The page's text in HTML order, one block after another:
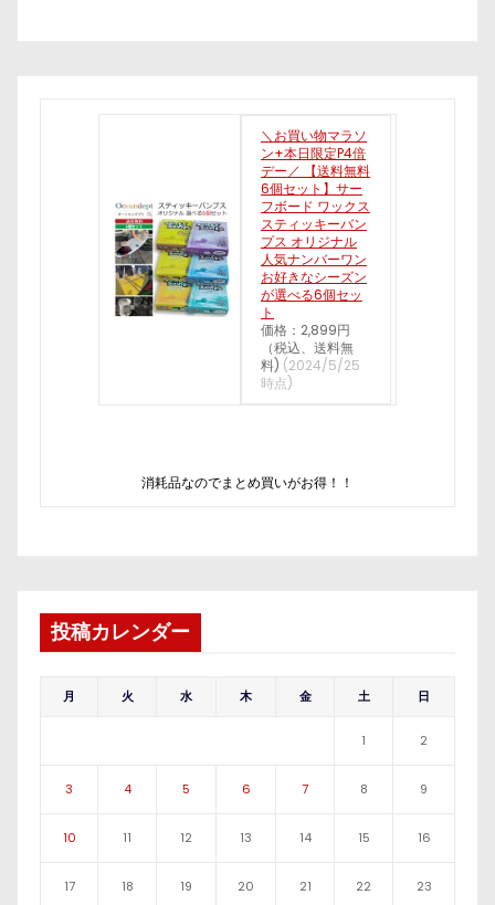
＼お買い物マラソ
ン+本日限定P4倍
デー／ 【送料無料
6個セット】サー
フボード ワックス
スティッキーバン
プス オリジナル
人気ナンバーワン
お好きなシーズン
が選べる6個セッ
ト
価格：2,899円
（税込、送料無
料) (2024/5/25
時点)
消耗品なのでまとめ買いがお得！！
投稿カレンダー
月 火 水 木 金 土 日
1 2
3 4 5 6 7 8 9
10 11 12 13 14 15 16
17 18 19 20 21 22 23